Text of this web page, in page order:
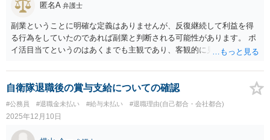
ては、森友事件で自殺された公務員のご遺族が当時の上司と国の両方
を訴えた事件があります。この事件で国の責任は認められましたが、
当時の上司の責任は認められませんでした。 なお「公的機関」であっ
ても国立大学法人の教員の教育・研究行為などは公権力の行使にあた
らないので国賠法ではなく民法が適用される（つまり教授個人が責任
を負う）と考えられているようです。 一度、この分野に詳しい弁護士
に直接資料を持参して相談されることをお勧めします。
匿名A 弁護士
副業ということに明確な定義はありませんが、反復継続して利益を得
る行為をしていたのであれば副業と判断される可能性があります。 ポ
イ活目当てというのはあくまでも主観であり、客観的に見た場合、副
いる部分についてはどうしようもありません。懲戒処分を受けるリス
クを負ってまで今後続けるのかどうかは慎重に判断されてください。
自衛隊退職後の賞与支給についての確認
#公務員 #退職金未払い #給与未払い #退職理由(自己都合・会社都合)
2025年12月10日